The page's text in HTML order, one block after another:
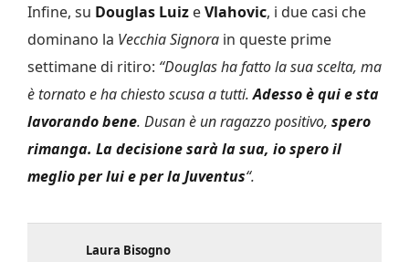
Infine, su Douglas Luiz eVlahovic, i due casi che
dominano la Vecchia Signora in queste prime
settimane di ritiro: “Douglas ha fatto la sua scelta, ma
è tornato e ha chiesto scusa a tutti.Adesso è qui e sta
lavorando bene. Dusan è un ragazzo positivo, spero
rimanga. La decisione sarà la sua, io spero il
meglio per lui e per la Juventus“.
Laura Bisogno